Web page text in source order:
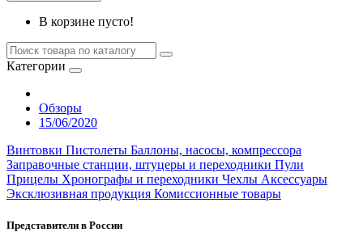
В корзине пусто!
Категории
Обзоры
15/06/2020
Винтовки Пистолеты Баллоны, насосы, компрессора
Заправочные станции, штуцеры и переходники Пули
Прицелы Хронографы и переходники Чехлы Аксессуары
Эксклюзивная продукция Комиссионные товары
Представители в России